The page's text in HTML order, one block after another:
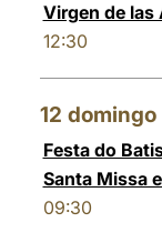
Virgen de las
12:30
12 domingo
Festa do
Santa Missa
09:30